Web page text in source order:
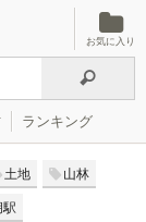
お気に入り
ランキング
土地 山林
駅